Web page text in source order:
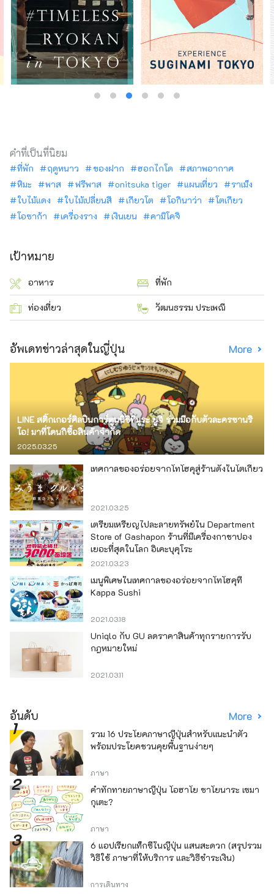
คำที่เป็นที่นิยม
ที่พัก ฤดูหนาว ของฝาก ฮอกไกโด
สภาพอากาศ
หิมะ
พาส ฟรีพาส onitsuka tiger แผนเที่ยว
ราเม็ง
ใบไม้แดง
ใบไม้เปลี่ยนสี เกียวโต โอกินาว่า
โตเกียว
โอซาก้า
เครื่องราง เงินเยน คามิโคจิ
เป้าหมาย
อาหาร ที่พัก
ท่องเที่ยว วัฒนธรรม ประเพณี
อัพเดทข่าวล่าสุดในญี่ปุ่น More
LINE สติ๊กเกอร์ศิลปินการ์ตูนนิชิทีมูระ ยูจิ ร่วมมือกับตัวละครซานริ
โอ! มาที่โดนกิซื้อสินค้าจำกัด
2025.03.25
เทศกาลของอร่อยจากโทโฮคุสู่ร้านดังในโตเกียว
2021.03.25
เตรียมเหรียญไปละลายทรัพย์ใน Department
Store of Gashapon ร้านที่มีเครื่องกาชาปอง
เยอะที่สุดในโลก อิเคะบุคุโระ
2021.03.23
เมนูพิเศษในเทศกาลของอร่อยจากโทโฮคุที่
Kappa Sushi
2021.03.18
Uniqlo กับ GU ลดราคาสินค้าทุกรายการรับ
กฎหมายใหม่
2021.03.11
อันดับ More
รวม 16 ประโยคภาษาญี่ปุ่นสำหรับแนะนำตัว
พร้อมประโยคชวนคุยพื้นฐานง่ายๆ
ภาษา
คำทักทายภาษาญี่ปุ่น โอฮาโย ซาโยนาระ เซมา
กุเตะ?
ภาษา
6 แอปเรียกแท็กซี่ในญี่ปุ่น แสนสะดวก (สรุปรวม
วิธีใช้ ภาษาที่ให้บริการ และวิธีชำระเงิน)
การเดินทาง